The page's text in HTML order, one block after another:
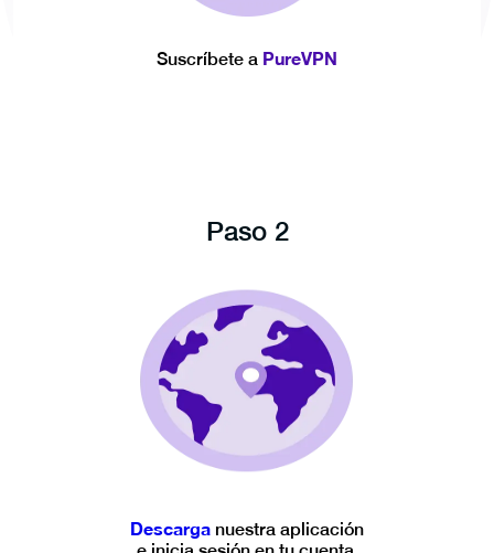
Suscríbete a PureVPN
Paso 2
Descarga nuestra aplicación